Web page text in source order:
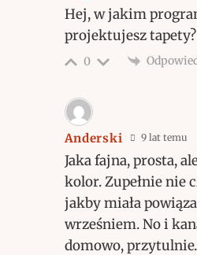
Hej, w jakim
projektujesz tapety?
0
Anderski 9 lat temu
Jaka fajna, prosta,
kolor. Zupełnie nie
jakby miała
wrześniem. No i
domowo,